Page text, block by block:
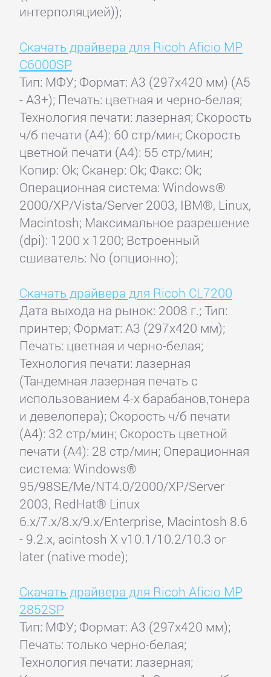
интерполяцией));
Скачать драйвера для Ricoh Aficio MP
C6000SP
Тип: МФУ; Формат: A3 (297x420 мм) (A5
- A3+); Печать: цветная и черно-белая;
Технология печати: лазерная; Скорость
ч/б печати (А4): 60 стр/мин; Скорость
цветной печати (А4): 55 стр/мин;
Копир: Ok; Сканер: Ok; Факс: Ok;
Операционная система: Windows®
2000/XP/Vista/Server 2003, IBM®, Linux,
Macintosh; Максимальное разрешение
(dpi): 1200 x 1200; Встроенный
сшиватель: No (опционно);
Скачать драйвера для Ricoh CL7200
Дата выхода на рынок: 2008 г.; Тип:
принтер; Формат: A3 (297x420 мм);
Печать: цветная и черно-белая;
Технология печати: лазерная
(Тандемная лазерная печать с
использованием 4-х барабанов,тонера
и девелопера); Скорость ч/б печати
(А4): 32 стр/мин; Скорость цветной
печати (А4): 28 стр/мин; Операционная
система: Windows®
95/98SE/Me/NT4.0/2000/XP/Server
2003, RedHat® Linux
6.x/7.x/8.x/9.x/Enterprise, Macintosh 8.6
- 9.2.x, acintosh X v10.1/10.2/10.3 or
later (native mode);
Скачать драйвера для Ricoh Aficio MP
2852SP
Тип: МФУ; Формат: A3 (297x420 мм);
Печать: только черно-белая;
Технология печати: лазерная;